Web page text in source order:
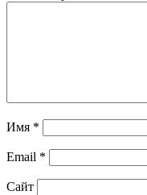
Имя *
Email *
Сайт